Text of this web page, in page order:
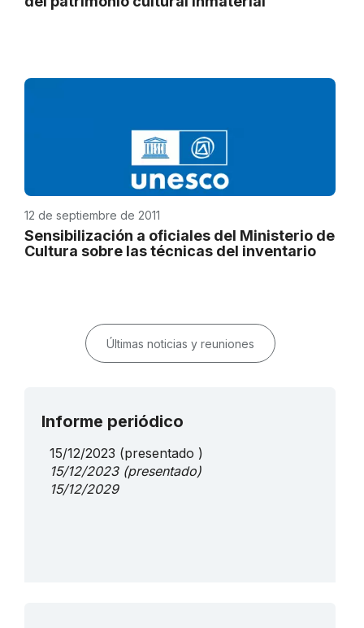
12 de septiembre de 2011
Sensibilización a oficiales del Ministerio de
Cultura sobre las técnicas del inventario
Últimas noticias y reuniones
Informe periódico
15/12/2023 (presentado )
15/12/2023(presentado)
15/12/2029